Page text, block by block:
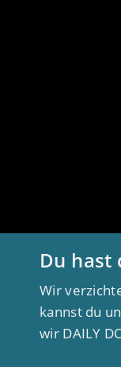
Du hast
Wir
kannst du
wir DAILY